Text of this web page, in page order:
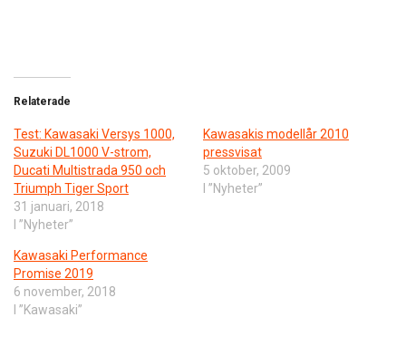
Relaterade
Test: Kawasaki Versys 1000,
Suzuki DL1000 V-strom,
Ducati Multistrada 950 och
Triumph Tiger Sport
31 januari, 2018
I ”Nyheter”
Kawasakis modellår 2010
pressvisat
5 oktober, 2009
I ”Nyheter”
Kawasaki Performance
Promise 2019
6 november, 2018
I ”Kawasaki”